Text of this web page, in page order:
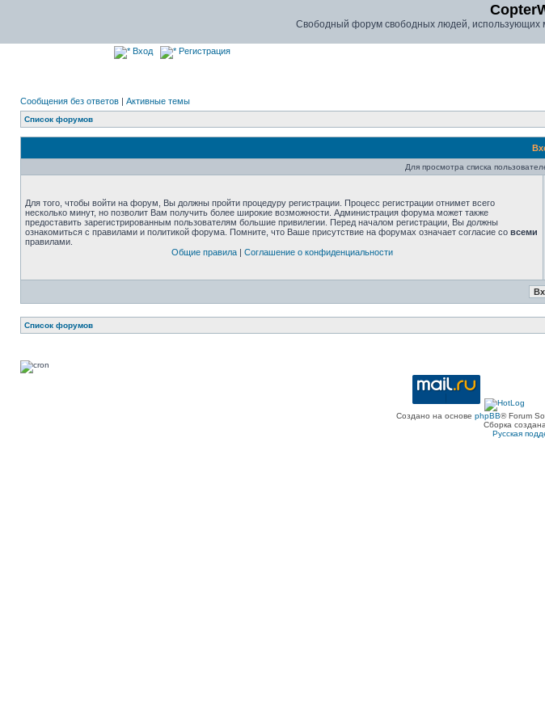
Свободный форум свободных людей, использующих
Вход Регистрация
Сообщения без ответов | Активные темы
Список форумов
Для просмотра списка
Для того, чтобы войти на форум, Вы должны пройти процедуру регистрации. Процесс регистрации отнимет всего
несколько минут, но позволит Вам получить более широкие возможности. Администрация форума может также
предоставить зарегистрированным пользователям большие привилегии. Перед началом регистрации, Вы должны
ознакомиться с правилами и политикой форума. Помните, что Ваше присутствие на форумах означает согласие со всеми
правилами.
Общие правила| Соглашение о конфиденциальности
Список форумов
Создано на основе phpBB® Forum
Сборка создана
Русская